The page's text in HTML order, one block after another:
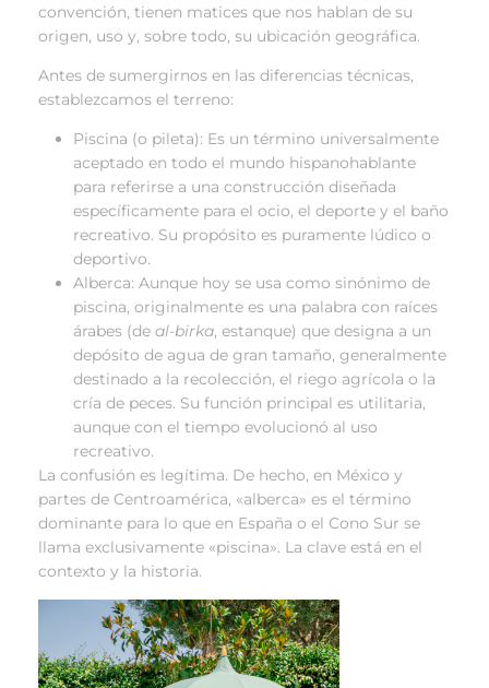
convención, tienen matices que nos hablan de su
origen, uso y, sobre todo, su ubicación geográfica.
Antes de sumergirnos en las diferencias técnicas,
establezcamos el terreno:
Piscina (o pileta): Es un término universalmente
aceptado en todo el mundo hispanohablante
para referirse a una construcción diseñada
específicamente para el ocio, el deporte y el baño
recreativo. Su propósito es puramente lúdico o
deportivo.
Alberca: Aunque hoy se usa como sinónimo de
piscina, originalmente es una palabra con raíces
árabes (de al-birka, estanque) que designa a un
depósito de agua de gran tamaño, generalmente
destinado a la recolección, el riego agrícola o la
cría de peces. Su función principal es utilitaria,
aunque con el tiempo evolucionó al uso
recreativo.
La confusión es legítima. De hecho, en México y
partes de Centroamérica, «alberca» es el término
dominante para lo que en España o el Cono Sur se
llama exclusivamente «piscina». La clave está en el
contexto y la historia.